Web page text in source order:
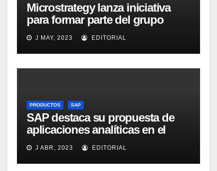
Microstrategy lanza iniciativa
para formar parte del grupo
MicroStrategy Business
Intelligence Group en LinkedIn
J MAY, 2023 EDITORIAL
PRODUCTOS SAP
SAP destaca su propuesta de
aplicaciones analíticas en el
mercado español
J ABR, 2023 EDITORIAL